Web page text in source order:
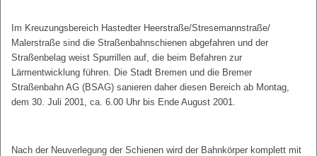
Im Kreuzungsbereich Hastedter Heerstraße/Stresemannstraße/
Malerstraße sind die Straßenbahnschienen abgefahren und der
Straßenbelag weist Spurrillen auf, die beim Befahren zur
Lärmentwicklung führen. Die Stadt Bremen und die Bremer
Straßenbahn AG (BSAG) sanieren daher diesen Bereich ab Montag,
dem 30. Juli 2001, ca. 6.00 Uhr bis Ende August 2001.
Nach der Neuverlegung der Schienen wird der Bahnkörper komplett mit